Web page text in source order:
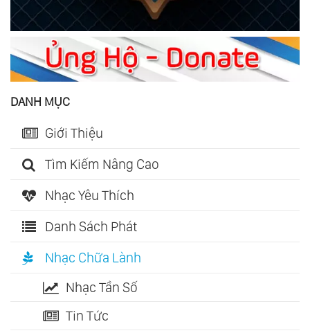
DANH MỤC
Giới Thiệu
Tìm Kiếm Nâng Cao
Nhạc Yêu Thích
Danh Sách Phát
Nhạc Chữa Lành
Nhạc Tần Số
Tin Tức